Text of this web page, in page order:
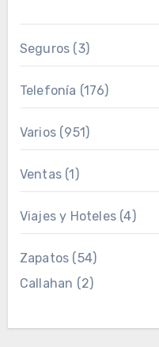
Seguros (3)
Telefonía (176)
Varios(951)
Ventas(1)
Viajes y Hoteles(4)
Zapatos (54)
Callahan (2)